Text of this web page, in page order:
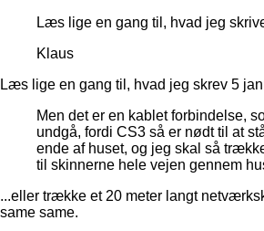
Læs lige en gang til, hvad jeg
Klaus
Læs lige en gang til, hvad jeg skrev 5
Men det er en kablet forbindelse,
undgå, fordi CS3 så er nødt til at
ende af huset, og jeg skal så
til skinnerne hele vejen gennem
...eller trække et 20 meter langt
same same.